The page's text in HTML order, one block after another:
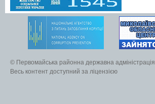
© Первомайська районна державна адміністрація
Весь контент доступний за ліцензією